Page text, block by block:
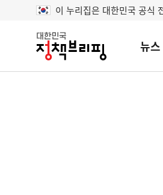
이 누리집은 대한민국 공식
대
민
뉴스